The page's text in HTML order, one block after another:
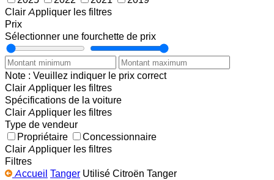
Clair Appliquer les filtres
Prix
Sélectionner une fourchette de prix
Note : Veuillez indiquer le prix correct
Clair Appliquer les filtres
Spécifications de la voiture
Clair Appliquer les filtres
Type de vendeur
Propriétaire
Concessionnaire
Clair Appliquer les filtres
Filtres
Accueil Tanger Utilisé Citroën Tanger